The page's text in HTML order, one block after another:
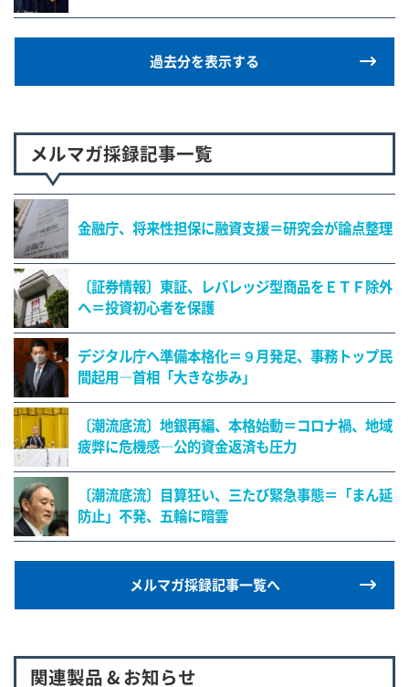
過去分を表示する
メルマガ採録記事一覧
金融庁、将来性担保に融資支援＝研究会が論点整理
〔証券情報〕東証、レバレッジ型商品をＥＴＦ除外
へ＝投資初心者を保護
デジタル庁へ準備本格化＝９月発足、事務トップ民
間起用―首相「大きな歩み」
〔潮流底流〕地銀再編、本格始動＝コロナ禍、地域
疲弊に危機感―公的資金返済も圧力
〔潮流底流〕目算狂い、三たび緊急事態＝「まん延
防止」不発、五輪に暗雲
メルマガ採録記事一覧へ
関連製品 & お知らせ